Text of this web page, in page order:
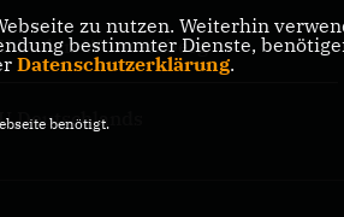
Baden-Württemberg
Deutschlands
zu nutzen. Weiterhin
bestimmter Dienste,
Datenschutzerklärung.
benötigt.